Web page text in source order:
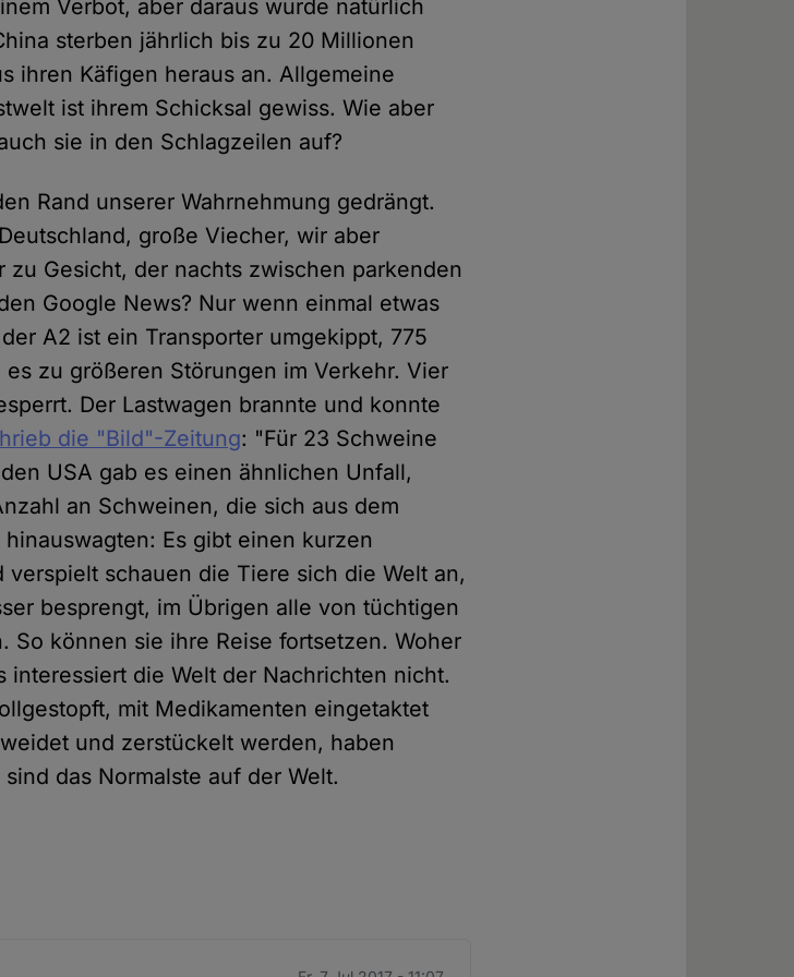
Verbot, aber daraus wurde natürlich
sterben jährlich bis zu 20 Millionen
ihren Käfigen heraus an. Allgemeine
ist ihrem Schicksal gewiss. Wie aber
sie in den Schlagzeilen auf?
Rand unserer Wahrnehmung gedrängt.
große Viecher, wir aber
Gesicht, der nachts zwischen parkenden
Google News? Nur wenn einmal etwas
A2 ist ein Transporter umgekippt, 775
zu größeren Störungen im Verkehr. Vier
Der Lastwagen brannte und konnte
die "Bild"-Zeitung: "Für 23 Schweine
USA gab es einen ähnlichen Unfall,
an Schweinen, die sich aus dem
Es gibt einen kurzen
schauen die Tiere sich die Welt an,
besprengt, im Übrigen alle von tüchtigen
So können sie ihre Reise fortsetzen. Woher
interessiert die Welt der Nachrichten nicht.
mit Medikamenten eingetaktet
und zerstückelt werden, haben
das Normalste auf der Welt.